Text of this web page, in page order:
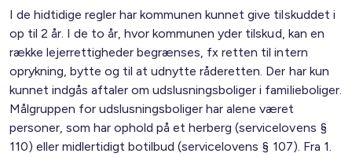
I de hidtidige regler har kommunen kunnet give tilskuddet i
op til 2 år. I de to år, hvor kommunen yder tilskud, kan en
række lejerrettigheder begrænses, fx retten til intern
oprykning, bytte og til at udnytte råderetten. Der har kun
kunnet indgås aftaler om udslusningsboliger i familieboliger.
Målgruppen for udslusningsboliger har alene været
personer, som har ophold på et herberg (servicelovens §
110) eller midlertidigt botilbud (servicelovens § 107). Fra 1.